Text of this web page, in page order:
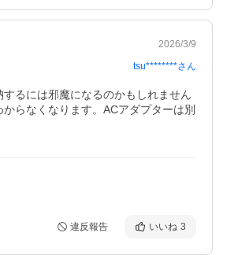
2026/3/9
tsu********さん
るには邪魔になるのかもしれません
らなくなります。ACアダプターは別
違反報告 いいね 3